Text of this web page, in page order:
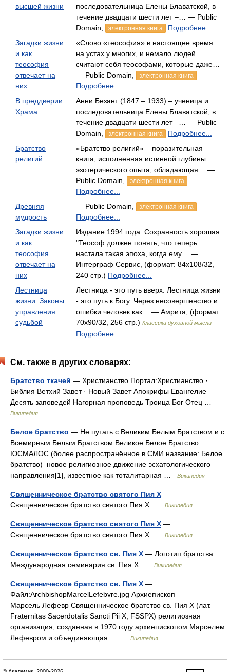
высшей жизни
последовательница Елены Блаватской, в
течение двадцати шести лет –… — Public
Domain,
электронная книга
Подробнее...
Загадки жизни
и как
теософия
отвечает на
них
«Слово «теософия» в настоящее время
на устах у многих, и немало людей
считают себя теософами, которые даже…
— Public Domain,
электронная книга
Подробнее...
В преддверии
Храма
Анни Безант (1847 – 1933) – ученица и
последовательница Елены Блаватской, в
течение двадцати шести лет –… — Public
Domain,
электронная книга
Подробнее...
Братство
религий
«Братство религий» – поразительная
книга, исполненная истинной глубины
эзотерического опыта, обладающая… —
Public Domain,
электронная книга
Подробнее...
Древняя
мудрость
— Public Domain, электронная книга
Подробнее...
Загадки жизни
и как
теософия
отвечает на
них
Издание 1994 года. Сохранность хорошая.
"Теософ должен понять, что теперь
настала такая эпоха, когда ему… —
Интерграф Сервис, (формат: 84x108/32,
240 стр.) Подробнее...
Лестница
жизни. Законы
управления
судьбой
Лестница - это путь вверх. Лестница жизни
- это путь к Богу. Через несовершенство и
ошибки человек как… — Амрита, (формат:
70x90/32, 256 стр.) Классика духовной мысли
Подробнее...
См. также в других словарях:
Братство ткачей — Христианство Портал:Христианство · ‎
Библия Ветхий Завет · Новый Завет Апокрифы Евангелие
Десять заповедей Нагорная проповедь Троица Бог Отец …
Википедия
Белое братство — Не путать с Великим Белым Братством и с
Всемирным Белым Братством Великое Белое Братство
ЮСМАЛОС (более распространённое в СМИ название: Белое
братство) новое религиозное движение эсхатологического
направления[1], известное как тоталитарная …
Википедия
Священническое братство святого Пия Х —
Священническое братство святого Пия Х …
Википедия
Священническое братство святого Пия X —
Священническое братство святого Пия Х …
Википедия
Священническое братство св. Пия Х — Логотип братства :
Международная семинария св. Пия X …
Википедия
Священническое братство св. Пия X —
Файл:ArchbishopMarcelLefebvre.jpg Архиепископ
Марсель Лефевр Священническое братство св. Пия Х (лат.
Fraternitas Sacerdotalis Sancti Pii X, FSSPX) религиозная
организация, созданная в 1970 году архиепископом Марселем
Лефевром и объединяющая… …
Википедия